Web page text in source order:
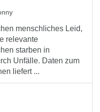
menschliches Leid,
relevante
starben in
Unfälle. Daten zum
liefert ...